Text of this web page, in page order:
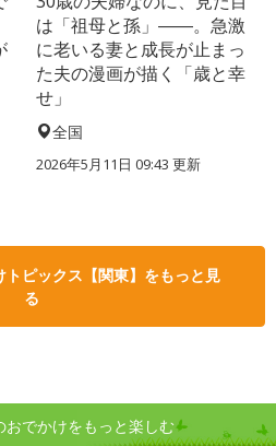
は「祖母と孫」――。急激
に老いる妻と成長が止まっ
た夫の漫画が描く「歳と幸
せ」
全国
2026年5月11日 09:43 更新
トピックス【関東】をもっと見
る
おでかけをもっと楽しむ